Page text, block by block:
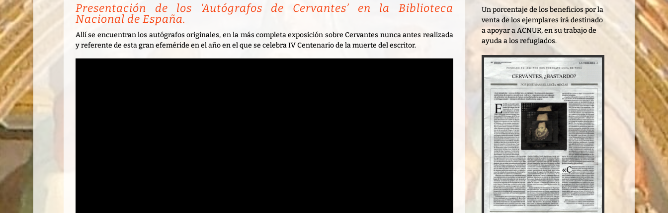
Presentación de los ‘Autógrafos de Cervantes’ en la Biblioteca
Nacional de España.
Allí se encuentran los autógrafos originales, en la más completa exposición sobre Cervantes nunca antes realizada
y referente de esta gran efeméride en el año en el que se celebra IV Centenario de la muerte del escritor.
Un porcentaje de los beneficios por la
venta de los ejemplares irá destinado
a apoyar a ACNUR, en su trabajo de
ayuda a los refugiados.